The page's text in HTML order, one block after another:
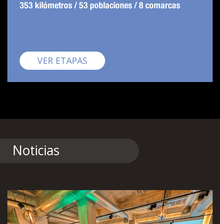
353 kilómetros / 53 poblaciones / 8 comarcas
VER ETAPAS Pirinexus
Noticias